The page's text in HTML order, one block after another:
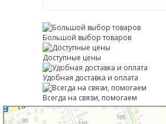
Большой выбор товаров
Доступные цены
Удобная доставка и оплата
Всегда на связи, помогаем
Тимашевск
Улица Книги, 27 — Яндекс Карты